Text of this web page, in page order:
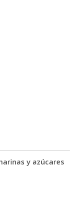
y azúcares